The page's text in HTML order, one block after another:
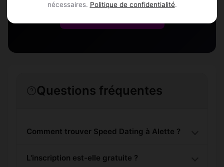
nécessaires. Politique de confidentialité.
Questions fréquentes
Comment trouver Speed Dating à Alette ?
L'inscription est-elle gratuite ?